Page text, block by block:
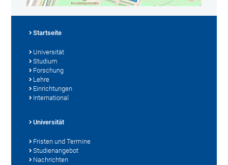
Startseite
Universität
Studium
Forschung
Lehre
Einrichtungen
International
Universität
Fristen und Termine
Studienangebot
Nachrichten